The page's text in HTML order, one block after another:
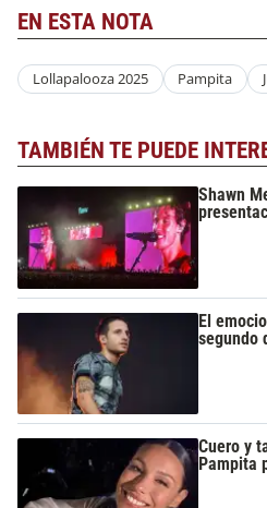
EN ESTA NOTA
Lollapalooza 2025 Pampita
TAMBIÉN TE PUEDE
Shawn
El
segundo
Cuero y
Pampita